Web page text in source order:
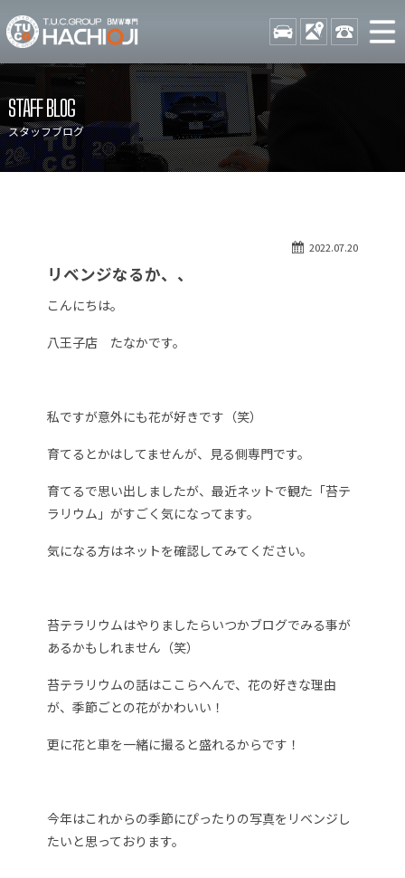
TUCグループ BMW専門 八
STOCK ACCESS 042-
ニュース
在庫リスト
目玉車両一覧
保証＆サービス
アクセスマップ
自動車保険
STAFF BLOG
スタッフブログ
2022.07.20
リベンジなるか、、
こんにちは。
八王子店 たなかです。
私ですが意外にも花が好きです（笑）
育てるとかはしてませんが、見る側専門です。
育てるで思い出しましたが、最近ネットで観た「苔テ
ラリウム」がすごく気になってます。
気になる方はネットを確認してみてください。
苔テラリウムはやりましたらいつかブログでみる事が
あるかもしれません（笑）
苔テラリウムの話はここらへんで、花の好きな理由
が、季節ごとの花がかわいい！
更に花と車を一緒に撮ると盛れるからです！
今年はこれからの季節にぴったりの写真をリベンジし
たいと思っております。